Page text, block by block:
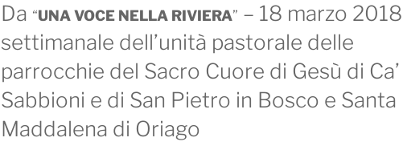
Da “UNA VOCE NELLA RIVIERA” – 18 marzo 2018
settimanale dell’unità pastorale delle
parrocchie del Sacro Cuore di Gesù di Ca’
Sabbioni e di San Pietro in Bosco e Santa
Maddalena di Oriago